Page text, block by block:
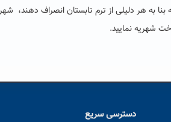
به هر دلیلی از ترم تابستان انصراف دهند،
شهریه نمایید.
دسترسی سریع